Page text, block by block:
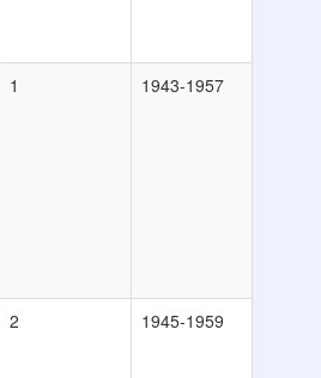
1 1943-1957
2 1945-1959